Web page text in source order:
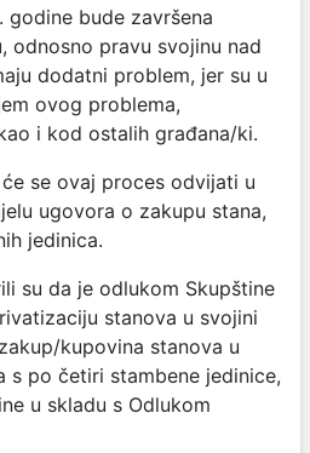
bude završena
pravu svojinu nad
dodatni problem, jer su u
ovog problema,
i kod ostalih građana/ki.
se ovaj proces odvijati u
ugovora o zakupu stana,
jedinica.
su da je odlukom Skupštine
stanova u svojini
kupovina stanova u
s po četiri stambene jedinice,
u skladu s Odlukom